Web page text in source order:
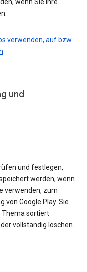
wenn Sie ihre
verwenden, auf bzw.
und
und festlegen,
werden, wenn
verwenden, zum
von Google Play. Sie
Thema sortiert
vollständig löschen.